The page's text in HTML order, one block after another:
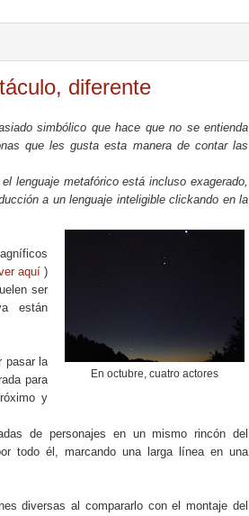
diferente
simbólico que hace que no se entienda
que les gusta esta manera de contar las
lenguaje metafórico está incluso exagerado,
a un lenguaje inteligible clickando en la
En octubre, cuatro actores
aquí)
ser
están
pasar la
para
y
de personajes en un mismo rincón del
todo él, marcando una larga línea en una
diversas al compararlo con el montaje del